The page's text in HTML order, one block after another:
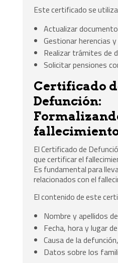
Este certificado se
Actualizar
Gestionar herencias
Realizar trámites de
Solicitar pensiones
Certificado
Defunción:
El Certificado de
que certificar el
Es fundamental para
relacionados con el
El contenido de este
Nombre y apellidos
Fecha, hora y lugar
Causa de la
Datos sobre los